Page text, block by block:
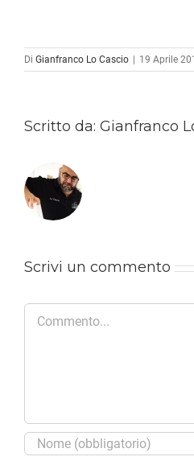
Di Gianfranco Lo Cascio 19 Aprile
Scritto da: Gianfranco
Scrivi un commento
Commento